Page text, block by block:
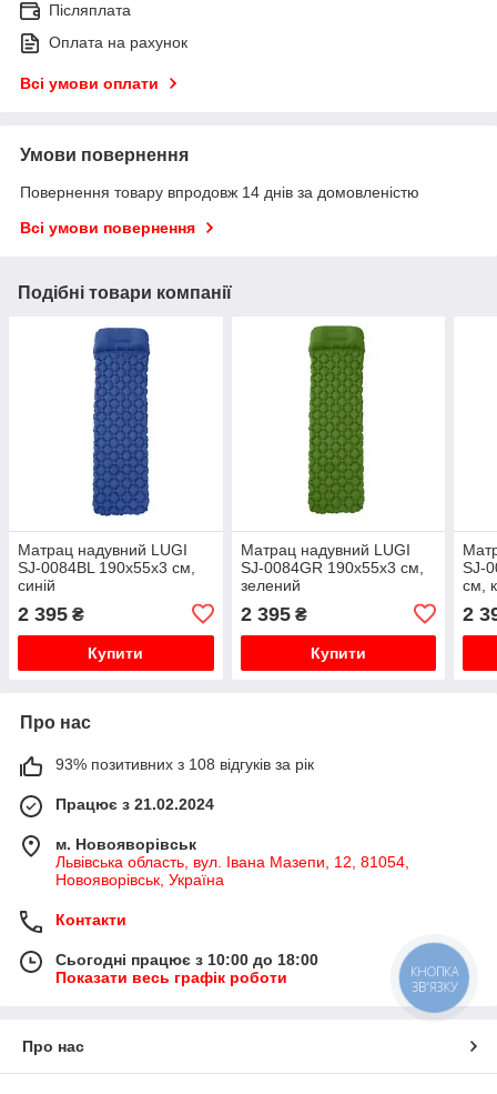
Післяплата
Оплата на рахунок
Всі умови оплати
Умови повернення
Повернення товару впродовж 14 днів за домовленістю
Всі умови повернення
Подібні товари компанії
Матрац надувний LUGI
SJ-0084BL 190х55х3 см,
синій
2 395 ₴
Купити
Матрац надувний LUGI
SJ-0084GR 190х55х3 см,
зелений
2 395₴
Купити
SJ-
см,
2
Про нас
93% позитивних з 108 відгуків за рік
Працює з 21.02.2024
м. Новояворівськ
Львівська область, вул. Івана Мазепи, 12, 81054,
Новояворівськ, Україна
Контакти
Сьогодні працює з 10:00 до 18:00
Показати весь графік роботи
Про нас
КНОПКА
ЗВ'ЯЗКУ